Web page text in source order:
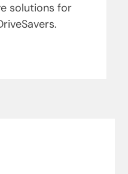
solutions for